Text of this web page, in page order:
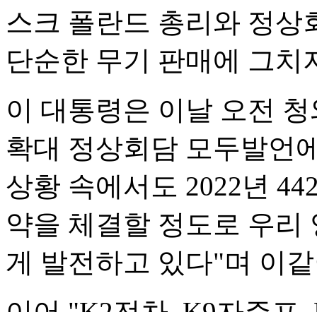
스크 폴란드 총리와 정
단순한 무기 판매에 그
이 대통령은 이날 오전
확대 정상회담 모두발언
상황 속에서도 2022년
약을 체결할 정도로 우리
게 발전하고 있다"며 이